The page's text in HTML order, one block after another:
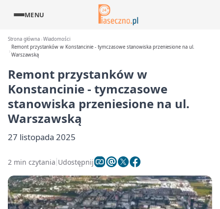
MENU
Strona główna Wiadomości
Remont przystanków w Konstancinie - tymczasowe stanowiska przeniesione na ul.
Warszawską
Remont przystanków w
Konstancinie - tymczasowe
stanowiska przeniesione na ul.
Warszawską
27 listopada 2025
2 min czytania Udostępnij